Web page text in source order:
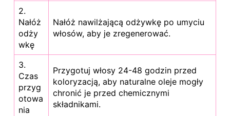
2.
Nałóż
odży
wkę
Nałóż nawilżającą odżywkę po umyciu
włosów, aby je zregenerować.
3.
Czas
przyg
otowa
nia
Przygotuj włosy 24-48 godzin przed
koloryzacją, aby naturalne oleje mogły
chronić je przed chemicznymi
składnikami.